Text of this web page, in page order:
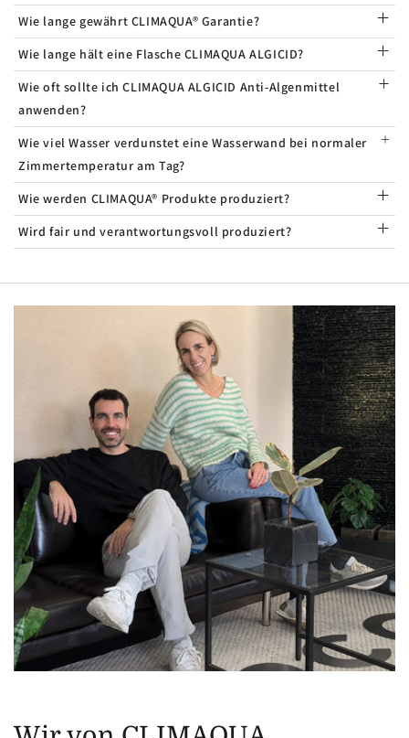
Wie lange gewährt CLIMAQUA® Garantie?
Wie lange hält eine Flasche CLIMAQUA ALGICID?
Wie oft sollte ich CLIMAQUA ALGICID Anti-Algenmittel
anwenden?
Wie viel Wasser verdunstet eine Wasserwand bei normaler
Zimmertemperatur am Tag?
Wie werden CLIMAQUA® Produkte produziert?
Wird fair und verantwortungsvoll produziert?